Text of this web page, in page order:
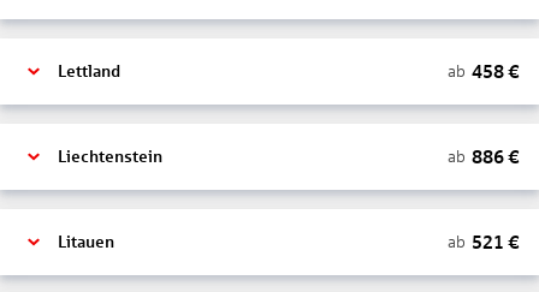
Lettland ab 458€
Liechtenstein ab 886€
Litauen ab 521 €